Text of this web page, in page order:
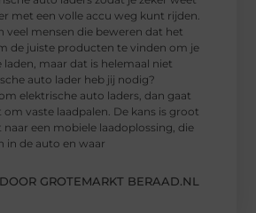
met een volle accu weg kunt rijden.
veel mensen die beweren dat het
de juiste producten te vinden om je
laden, maar dat is helemaal niet
auto lader heb jij nodig?
elektrische auto laders, dan gaat
vaste laadpalen. De kans is groot
naar een mobiele laadoplossing, die
in de auto en waar
GROTEMARKT BERAAD.NL